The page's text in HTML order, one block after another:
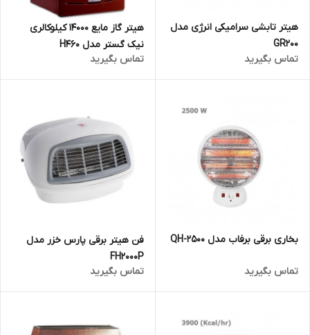
هیتر تابشی سرامیکی انرژی مدل
GR200
تماس بگیرید
هیتر گاز مایع 14000 کیلوکالری
نیک گستر مدل H460
تماس بگیرید
بخاری برقی برفاب مدل QH-2500
تماس بگیرید
فن هیتر برقی پارس خزر مدل
FH2000P
تماس بگیرید